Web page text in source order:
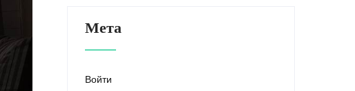
Мета
Войти